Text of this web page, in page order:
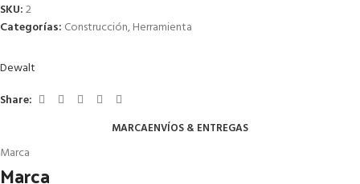
SKU:2
Categorías: Construcción,Herramienta
Dewalt
Share:
MARCAENVÍOS & ENTREGAS
Marca
Marca